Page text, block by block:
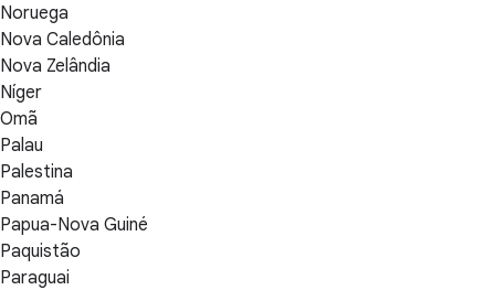
Noruega
Nova Caledônia
Nova Zelândia
Níger
Omã
Palau
Palestina
Panamá
Papua-Nova Guiné
Paquistão
Paraguai